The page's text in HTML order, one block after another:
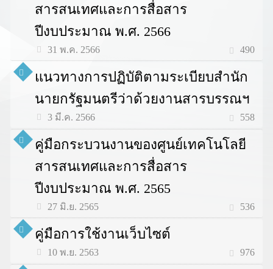
สารสนเทศและการสื่อสาร
ปีงบประมาณ พ.ศ. 2566
31 พ.ค. 2566 490
แนวทางการปฏิบัติตามระเบียบสำนัก
นายกรัฐมนตรีว่าด้วยงานสารบรรณฯ
3 มี.ค. 2566 558
คู่มือกระบวนงานของศูนย์เทคโนโลยี
สารสนเทศและการสื่อสาร
ปีงบประมาณ พ.ศ. 2565
27 มิ.ย. 2565 536
คู่มือการใช้งานเว็บไซต์
10 พ.ย. 2563 976